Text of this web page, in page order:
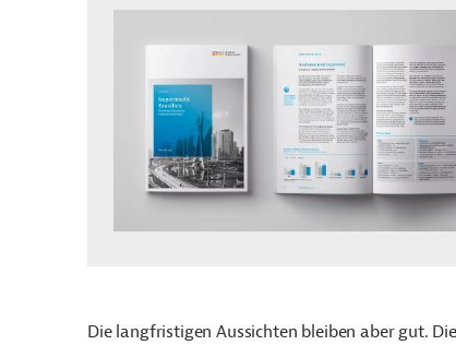
Die langfristigen Aussichten bleiben aber gut.